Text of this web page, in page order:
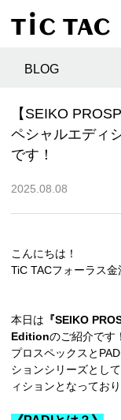
BLOG
【SEIKO
ペシャルエディ
です！
2025.08.08
こんにちは！
TiC TACフォーラス金
本日は 『SEIKO
Editionのご紹介です！
プロスペックスと
ションシリーズとし
ィションとなっており